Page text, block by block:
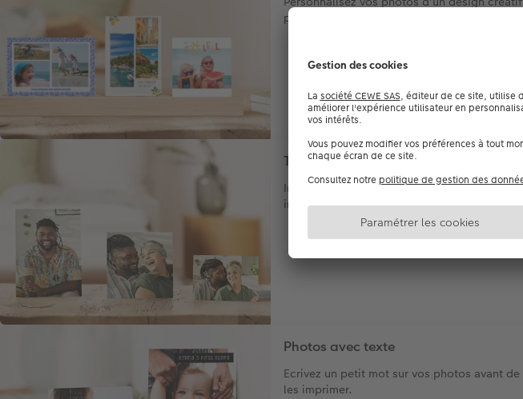
pour les mettre en valeur.
Tirage photo
Imprimez vos plus beaux moments
instantanément.
Photos avec texte
Ecrivez un petit mot sur vos photos avant de
les imprimer.